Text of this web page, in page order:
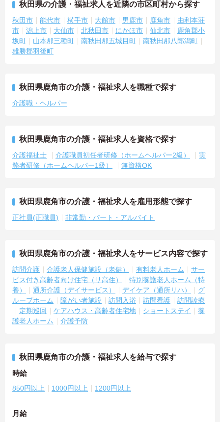
秋田県の介護・福祉求人を近隣の市区町村から探す
秋田市 能代市 横手市 大館市 男鹿市 鹿角市
由利本荘
市
潟上市 大仙市 北秋田市 にかほ市 仙北市
鹿角郡小
坂町
山本郡三種町 南秋田郡五城目町
南秋田郡八郎潟町
雄勝郡羽後町
秋田県鹿角市の介護・福祉求人を職種で探す
介護職・ヘルパー
秋田県鹿角市の介護・福祉求人を資格で探す
介護福祉士 介護職員初任者研修（ホームヘルパー2級）
実
務者研修（ホームヘルパー1級）
無資格OK
秋田県鹿角市の介護・福祉求人を雇用形態で探す
正社員(正職員) 非常勤・パート・アルバイト
秋田県鹿角市の介護・福祉求人をサービス内容で探す
訪問介護 介護老人保健施設（老健） 有料老人ホーム
サー
ビス付き高齢者向け住宅（サ高住）
特別養護老人ホーム（特
養）
通所介護（デイサービス） デイケア（通所リハ）
グ
ループホーム
障がい者施設 訪問入浴 訪問看護
訪問診療
定期巡回
ケアハウス・高齢者住宅地 ショートステイ
養
護老人ホーム
介護予防
秋田県鹿角市の介護・福祉求人を給与で探す
時給
850円以上 1000円以上 1200円以上
月給